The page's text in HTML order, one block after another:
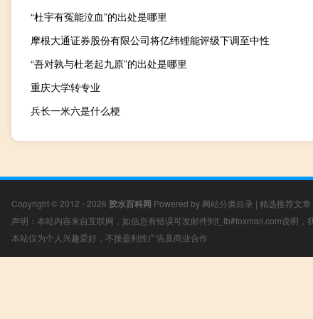
“杜宇有冤能泣血”的出处是哪里
摩根大通证券股份有限公司将亿纬锂能评级下调至中性
“吾对孰与杜老起九原”的出处是哪里
重庆大学转专业
兵长一米六是什么梗
Copyright © 2012 - 2026 胶水百科网 Powered by 网站分类目录 | 精选推荐文章
声明：本站内容来自互联网，如信息有错误可发邮件到f_fb#foxmail.com说明，
本站仅为个人兴趣爱好，不接盈利性广告及商业合作